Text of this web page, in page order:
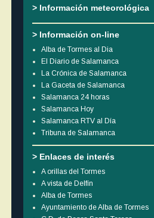
> Información meteorológica
> Información on-line
Alba de Tormes al Dia
El Diario de Salamanca
La Crónica de Salamanca
La Gaceta de Salamanca
Salamanca 24 horas
Salamanca Hoy
Salamanca RTV al Día
Tribuna de Salamanca
> Enlaces de interés
A orillas del Tormes
A vista de Delfín
Alba de Tormes
Ayuntamiento de Alba de Tormes